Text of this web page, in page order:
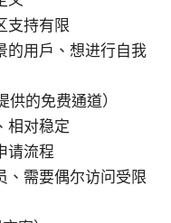
支持有限
的用户、想进行自我
的免费通道）
相对稳定
请流程
、需要偶尔访问受限